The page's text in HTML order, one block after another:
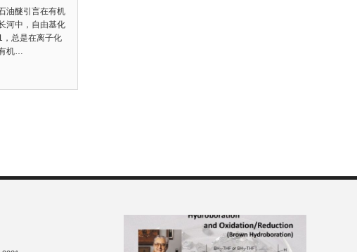
油醚引言在有机
河中，自由基化
，总是在离子化
机…